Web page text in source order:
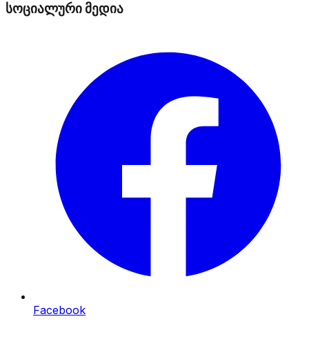
სოციალური მედია
Facebook